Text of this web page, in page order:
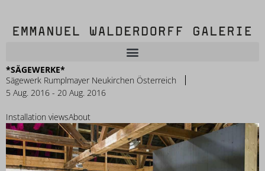
*SÄGEWERKE*
Sägewerk Rumplmayer Neukirchen Österreich
5 Aug. 2016 - 20 Aug. 2016
Installation viewsAbout